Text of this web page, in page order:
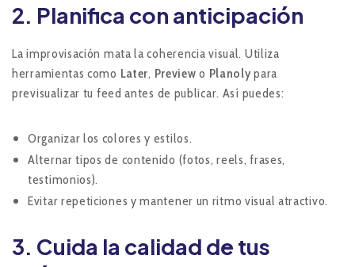
2. Planifica con anticipación
La improvisación mata la coherencia visual. Utiliza
herramientas como Later, Preview o Planolypara
previsualizar tu feed antes de publicar. Así puedes:
Organizar los colores y estilos.
Alternar tipos de contenido (fotos, reels, frases,
testimonios).
Evitar repeticiones y mantener un ritmo visual atractivo.
3. Cuida la calidad de tus